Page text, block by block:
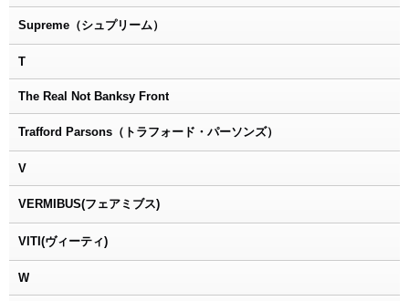
Supreme（シュプリーム）
T
The Real Not Banksy Front
Trafford Parsons（トラフォード・パーソンズ）
V
VERMIBUS(フェアミブス)
VITI(ヴィーティ)
W